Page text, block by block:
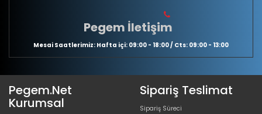
Pegem İletişim
Mesai Saatlerimiz: Hafta içi: 09:00 - 18:00 / Cts: 09:00 - 13:00
Pegem.Net
Kurumsal
Sipariş Teslimat
Sipariş Süreci